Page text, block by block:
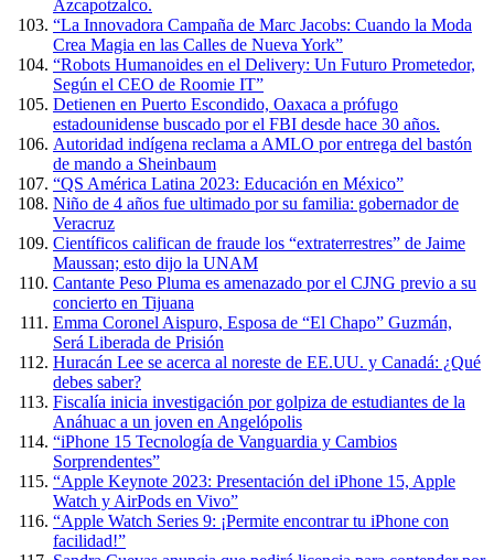
Azcapotzalco.
“La Innovadora Campaña de Marc Jacobs: Cuando la Moda
Crea Magia en las Calles de Nueva York”
“Robots Humanoides en el Delivery: Un Futuro Prometedor,
Según el CEO de Roomie IT”
Detienen en Puerto Escondido, Oaxaca a prófugo
estadounidense buscado por el FBI desde hace 30 años.
Autoridad indígena reclama a AMLO por entrega del bastón
de mando a Sheinbaum
“QS América Latina 2023: Educación en México”
Niño de 4 años fue ultimado por su familia: gobernador de
Veracruz
Científicos califican de fraude los “extraterrestres” de Jaime
Maussan; esto dijo la UNAM
Cantante Peso Pluma es amenazado por el CJNG previo a su
concierto en Tijuana
Emma Coronel Aispuro, Esposa de “El Chapo” Guzmán,
Será Liberada de Prisión
Huracán Lee se acerca al noreste de EE.UU. y Canadá: ¿Qué
debes saber?
Fiscalía inicia investigación por golpiza de estudiantes de la
Anáhuac a un joven en Angelópolis
“iPhone 15 Tecnología de Vanguardia y Cambios
Sorprendentes”
“Apple Keynote 2023: Presentación del iPhone 15, Apple
Watch y AirPods en Vivo”
“Apple Watch Series 9: ¡Permite encontrar tu iPhone con
facilidad!”